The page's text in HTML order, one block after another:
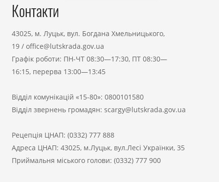
Контакти
43025, м. Луцьк, вул. Богдана Хмельницького,
19 / office@lutskrada.gov.ua
Графік роботи: ПН-ЧТ 08:30—17:30, ПТ 08:30—
16:15, перерва 13:00—13:45
Відділ комунікацій «15-80»: 0800101580
Відділ звернень громадян: scargy@lutskrada.gov.ua
Рецепція ЦНАП: (0332) 777 888
Адреса ЦНАП: 43025, м.Луцьк, вул.Лесі Українки, 35
Приймальня міського голови: (0332) 777 900